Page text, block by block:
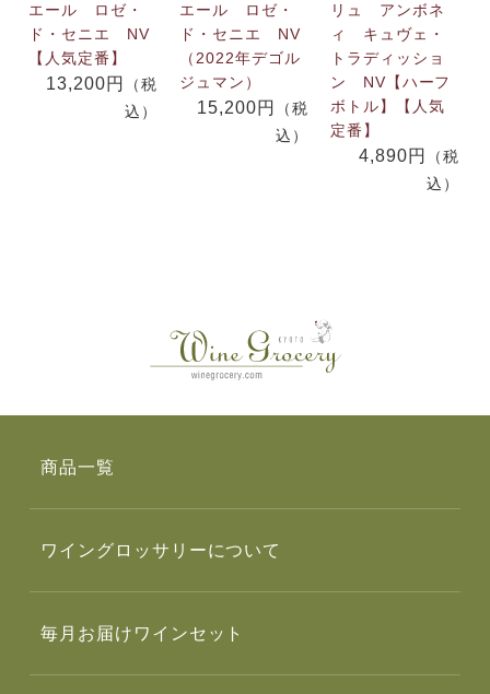
エール ロゼ・
ド・セニエ NV
【人気定番】
13,200円
（税
込）
エール ロゼ・
ド・セニエ NV
（2022年デゴル
ジュマン）
15,200円
（税
込）
リュ アンボネ
ィ キュヴェ・
トラディッショ
ン NV【ハーフ
ボトル】【人気
定番】
4,890円
（税
込）
商品一覧
ワイングロッサリーについて
毎月お届けワインセット